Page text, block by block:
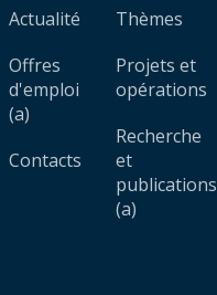
Actualité
Offres
d'emploi
(a)
Contacts
Thèmes
Projets et
opérations
Recherche
et
publications
(a)